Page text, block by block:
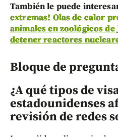
También le puede
extremas! Olas de calor
animales en zoológicos de
detener reactores
Bloque de
¿A qué tipos de
estadounidenses
revisión de redes